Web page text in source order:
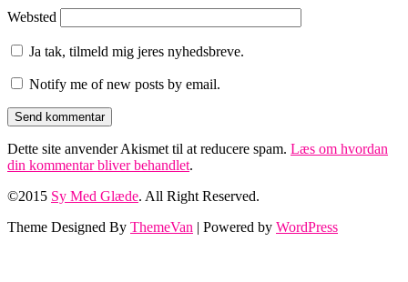
Websted
Ja tak, tilmeld mig jeres nyhedsbreve.
Notify me of new posts by email.
Dette site anvender Akismet til at reducere spam. Læs om hvordan
din kommentar bliver behandlet.
©2015 Sy Med Glæde. All Right Reserved.
Theme Designed By ThemeVan | Powered by WordPress